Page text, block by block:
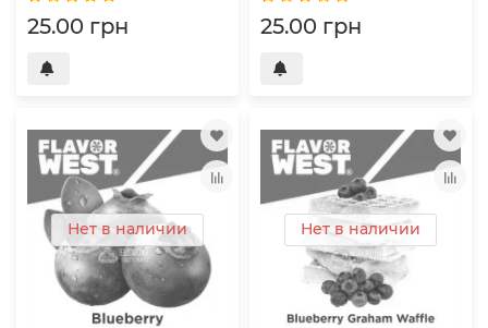
25.00 грн 25.00 грн
Нет в наличии Нет в наличии